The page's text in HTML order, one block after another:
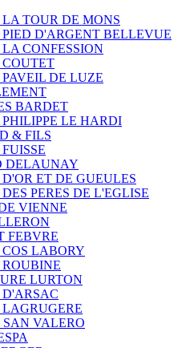
TOUR DE MONS
D'ARGENT BELLEVUE
CONFESSION
DE LUZE
BARDET
LE HARDI
& FILS
DELAUNAY
ET DE GUEULES
PERES DE L'EGLISE
VIENNE
FEBVRE
LABORY
LURTON
VALERO